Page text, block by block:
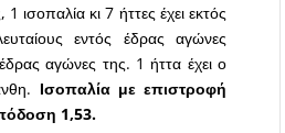
ισοπαλία κι 7 ήττες έχει εκτός
εντός έδρας αγώνες
αγώνες της. 1 ήττα έχει ο
Ισοπαλία με επιστροφή
1,53.